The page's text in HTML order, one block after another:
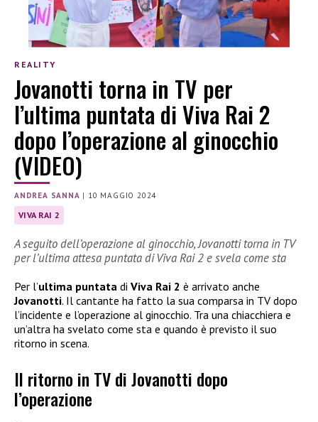
REALITY
Jovanotti torna in TV per
l’ultima puntata di Viva Rai 2
dopo l’operazione al ginocchio
(VIDEO)
ANDREA SANNA | 10 MAGGIO 2024
VIVA RAI 2
A seguito dell’operazione al ginocchio, Jovanotti torna in TV
per l’ultima attesa puntata di Viva Rai 2 e svela come sta
Per l’ultima puntata di Viva Rai 2 è arrivato anche
Jovanotti. Il cantante ha fatto la sua comparsa in TV dopo
l’incidente e l’operazione al ginocchio. Tra una chiacchiera e
un’altra ha svelato come sta e quando è previsto il suo
ritorno in scena.
Il ritorno in TV di Jovanotti dopo
l’operazione